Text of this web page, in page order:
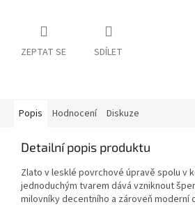
ZEPTAT SE SDÍLET
Popis Hodnocení Diskuze
Detailní popis produktu
Zlato v lesklé povrchové úpravě spolu v
jednoduchým tvarem dává vzniknout
milovníky decentního a zároveň moderní